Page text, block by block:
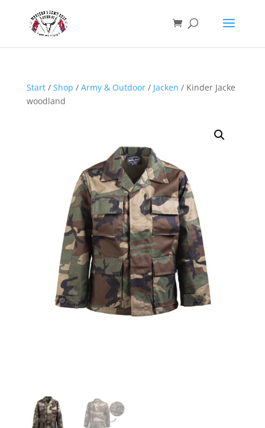
Start/ Shop / Army & Outdoor/ Jacken / Kinder Jacke
woodland